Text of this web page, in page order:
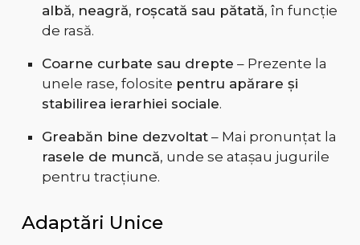
albă, neagră, roșcată sau pătată, în funcție
de rasă.
Coarne curbate sau drepte – Prezente la
unele rase, folosite pentru apărare și
stabilirea ierarhiei sociale.
Greabăn bine dezvoltat– Mai pronunțat la
rasele de muncă, unde se atașau jugurile
pentru tracțiune.
Adaptări Unice